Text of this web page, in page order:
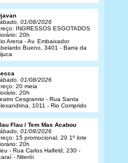
01/08/2026
INGRESSOS ESGOTADOS
20h
Arena - Av. Embaixador
Bueno, 3401 - Barra da
01/08/2026
20 meia
20h
Cesgranrio - Rua Santa
1011 - Rio Comprido
Flau / Tem Mas Acabou
01/08/2026
15 promocional, 20 1º lote
20h
- Rua Carlos Halfeld, 230 -
- Niterói